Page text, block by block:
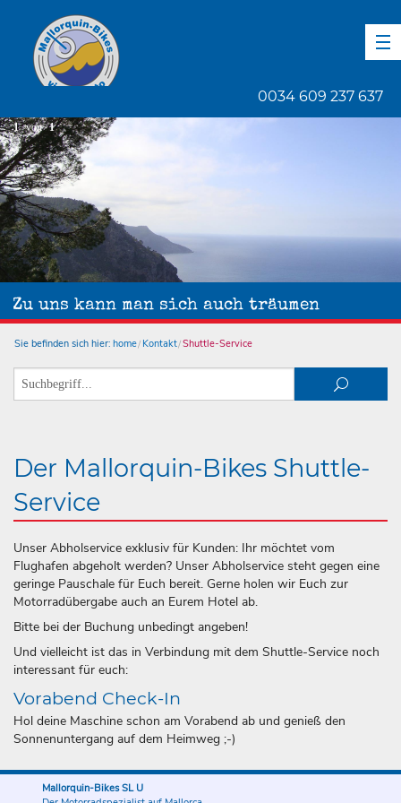
0034 609 237 637
Zu uns kann man sich auch träumen
1 von 1
Sie befinden sich hier: home Kontakt Shuttle-Service
Der Mallorquin-Bikes Shuttle-
Service
Unser Abholservice exklusiv für Kunden: Ihr möchtet vom
Flughafen abgeholt werden? Unser Abholservice steht gegen eine
geringe Pauschale für Euch bereit. Gerne holen wir Euch zur
Motorradübergabe auch an Eurem Hotel ab.
Bitte bei der Buchung unbedingt angeben!
Und vielleicht ist das in Verbindung mit dem Shuttle-Service noch
interessant für euch:
Vorabend Check-In
Hol deine Maschine schon am Vorabend ab und genieß den
Sonnenuntergang auf dem Heimweg ;-)
Mallorquin-Bikes SL U